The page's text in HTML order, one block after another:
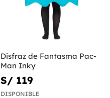
Disfraz de Fantasma Pac-
Man Inky
S/ 119
DISPONIBLE